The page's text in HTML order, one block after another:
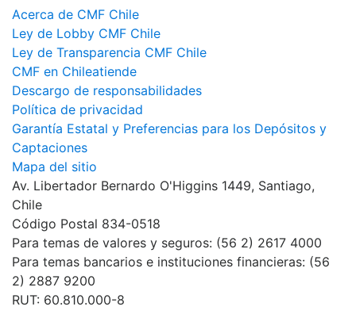
Acerca de CMF Chile
Ley de Lobby CMF Chile
Ley de Transparencia CMF Chile
CMF en Chileatiende
Descargo de responsabilidades
Política de privacidad
Garantía Estatal y Preferencias para los Depósitos y
Captaciones
Mapa del sitio
Av. Libertador Bernardo O'Higgins 1449, Santiago,
Chile
Código Postal 834-0518
Para temas de valores y seguros: (56 2) 2617 4000
Para temas bancarios e instituciones financieras: (56
2) 2887 9200
RUT: 60.810.000-8